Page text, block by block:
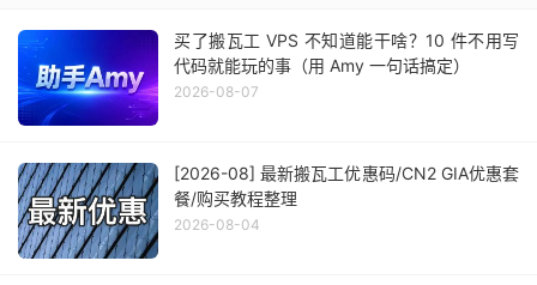
买了搬瓦工 VPS 不知道能干啥？10 件不用写
代码就能玩的事（用 Amy 一句话搞定）
2026-08-07
[2026-08] 最新搬瓦工优惠码/CN2 GIA优惠套
餐/购买教程整理
2026-08-04